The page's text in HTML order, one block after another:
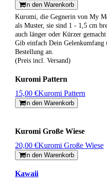
In den Warenkorb
Kuromi, die Gegnerin von My
als Muster, sie sind 1 - 1,5 cm
auch länger oder Kürzer gemacht
Gib einfach Dein Gelenkumfang
Bestellung an.
(Preis incl. Versand)
Kuromi Pattern
15,00 €Kuromi Pattern
In den Warenkorb
Kuromi Große Wiese
20,00 €Kuromi Große Wiese
In den Warenkorb
Kawaii